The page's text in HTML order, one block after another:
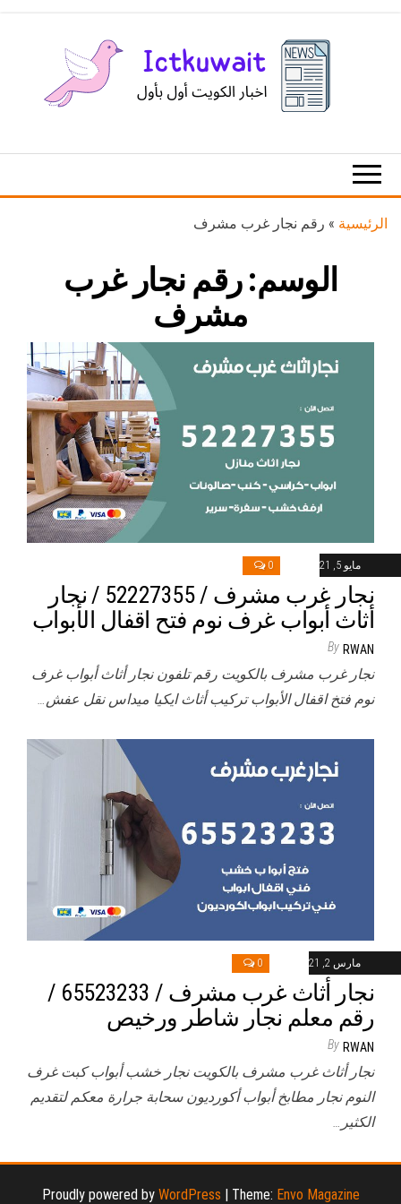
الكويت
الرئيسية » رقم نجار غرب مشرف
الوسم:رقم نجار غرب
مشرف
مايو 5, 2021 0
نجار غرب مشرف / 52227355 / نجار
أثاث أبواب غرف نوم فتح اقفال الأبواب
By RWAN
نجار غرب مشرف بالكويت رقم تلفون نجار أثاث أبواب غرف
نوم فتخ اقفال الأبواب تركيب أثاث ايكيا ميداس نقل عفش…
مارس 2, 2021 0
نجار أثاث غرب مشرف / 65523233 /
رقم معلم نجار شاطر ورخيص
By RWAN
نجار أثاث غرب مشرف بالكويت نجار خشب أبواب كبت غرف
النوم نجار مطابخ أبواب أكورديون سحابة جرارة معكم لتقديم
الكثير…
Proudly powered by WordPress | Theme: Envo Magazine